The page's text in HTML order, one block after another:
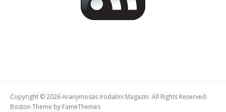
Copyright © 2026 Aranymosás Irodalmi Magazin. All Rights Reserved.
Boston Theme by FameThemes